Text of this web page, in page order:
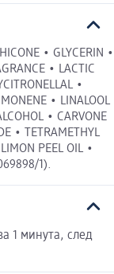
• GLYCERIN •
• LACTIC
•
• LINALOOL
• CARVONE
• TETRAMETHYL
PEEL OIL •
1).
1 минута, след